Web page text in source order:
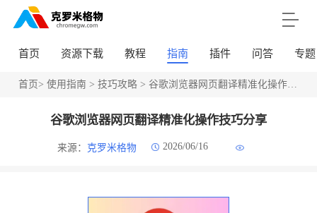
首页 资源下载 教程 指南 插件 问答 专题
首页> 使用指南 > 技巧攻略> 谷歌浏览器网页翻译精准化操作技巧分享
谷歌浏览器网页翻译精准化操作技巧分享
来源： 克罗米格物 2026/06/16